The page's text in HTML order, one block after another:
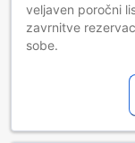
veljaven poročni
zavrnitve
sobe.
Dojenčki stari od
Bivanje na
otroško
je tudi od